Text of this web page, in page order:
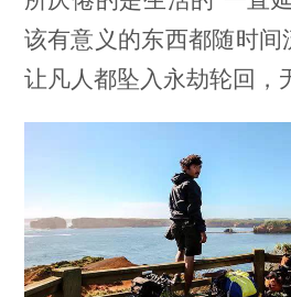
该有意义的东西都随时间
让凡人都坠入永劫轮回，